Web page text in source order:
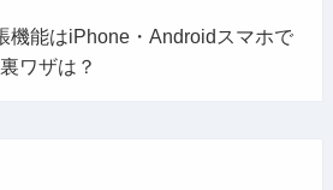
機能はiPhone・Androidスマホで
ワザは？